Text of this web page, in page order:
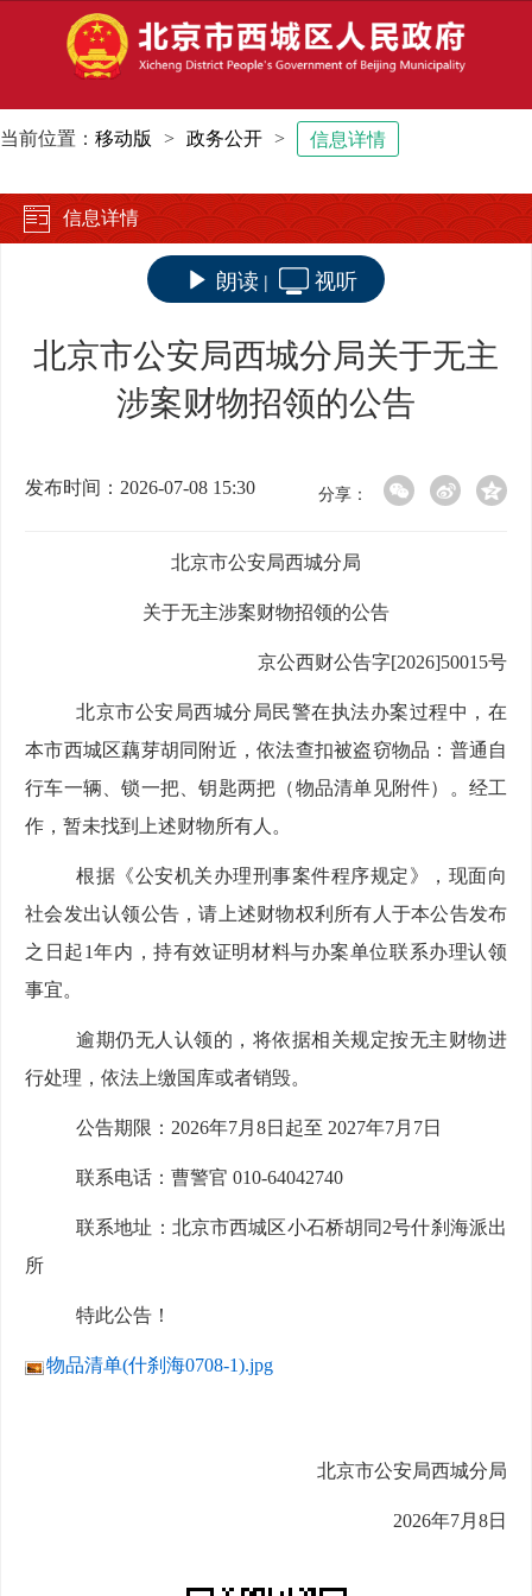
当前位置： 移动版 > 政务公开 > 信息详情
信息详情
朗读 | 视听
北京市公安局西城分局关于无主
涉案财物招领的公告
发布时间：2026-07-08 15:30 分享：
北京市公安局西城分局
关于无主涉案财物招领的公告
京公西财公告字[2026]50015号
北京市公安局西城分局民警在执法办案过程中，在
本市西城区藕芽胡同附近，依法查扣被盗窃物品：普通自
行车一辆、锁一把、钥匙两把（物品清单见附件）。经工
作，暂未找到上述财物所有人。
根据《公安机关办理刑事案件程序规定》，现面向
社会发出认领公告，请上述财物权利所有人于本公告发布
之日起1年内，持有效证明材料与办案单位联系办理认领
事宜。
逾期仍无人认领的，将依据相关规定按无主财物进
行处理，依法上缴国库或者销毁。
公告期限： 2026年7月8日起至 2027年7月7日
联系电话：曹警官 010-64042740
联系地址：北京市西城区小石桥胡同 2号什刹海派出
所
特此公告！
物品清单(什刹海0708-1).jpg
北京市公安局西城分局
2026年7月8日